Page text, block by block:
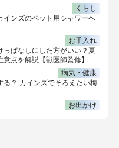
くらし
インズのペット用シャワーヘ
お手入れ
ぱなしにした方がいい？夏
点を解説【獣医師監修】
病気・健康
る？ カインズでそろえたい梅
お出かけ